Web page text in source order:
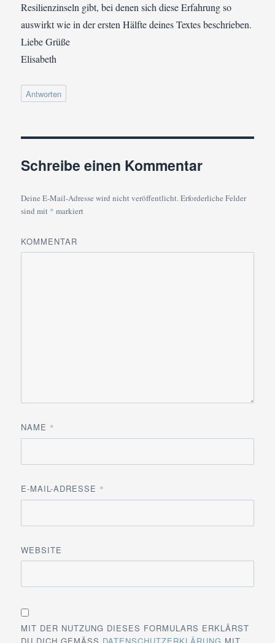
Resilienzinseln gibt, bei denen sich diese Erfahrung so
auswirkt wie in der ersten Hälfte deines Textes beschrieben.
Liebe Grüße
Elisabeth
Antworten
Schreibe einen Kommentar
Deine E-Mail-Adresse wird nicht veröffentlicht.Erforderliche Felder
sind mit * markiert
KOMMENTAR
NAME *
E-MAIL-ADRESSE *
WEBSITE
MIT DER NUTZUNG DIESES FORMULARS ERKLÄRST